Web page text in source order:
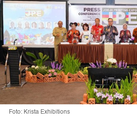
Foto: Krista Exhibitions